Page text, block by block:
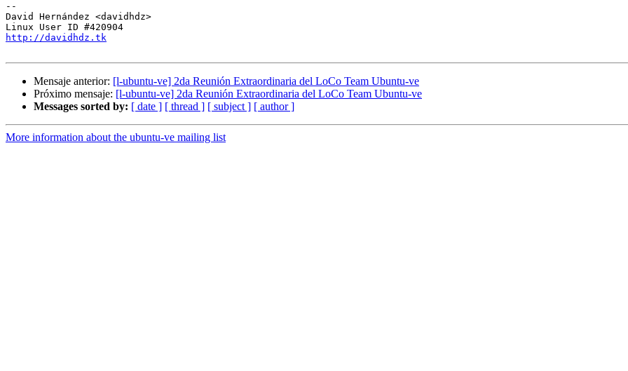
--
David Hernández <davidhdz>
http://davidhdz.tk
Mensaje anterior: [l-ubuntu-ve] 2da Reunión Extraordinaria del LoCo Team Ubuntu-ve
Próximo mensaje: [l-ubuntu-ve] 2da Reunión Extraordinaria del LoCo Team Ubuntu-ve
Messages sorted by: [ date ] [ thread ] [ subject ] [ author ]
More information about the ubuntu-ve mailing list